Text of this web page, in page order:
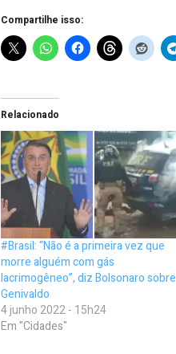
Compartilhe isso:
Relacionado
#Brasil: “Não é a primeira vez que
morre alguém com gás
lacrimogêneo”, diz Bolsonaro sobre
Genivaldo
4 junho 2022 - 15h24
Em "Cidades"